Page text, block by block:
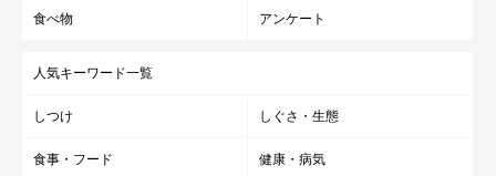
食べ物 アンケート
人気キーワード一覧
しつけ しぐさ・生態
食事・フード 健康・病気